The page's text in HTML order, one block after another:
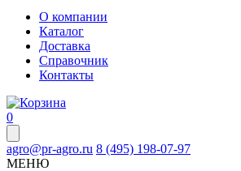
О компании
Каталог
Доставка
Справочник
Контакты
0
agro@pr-agro.ru 8 (495) 198-07-97
МЕНЮ